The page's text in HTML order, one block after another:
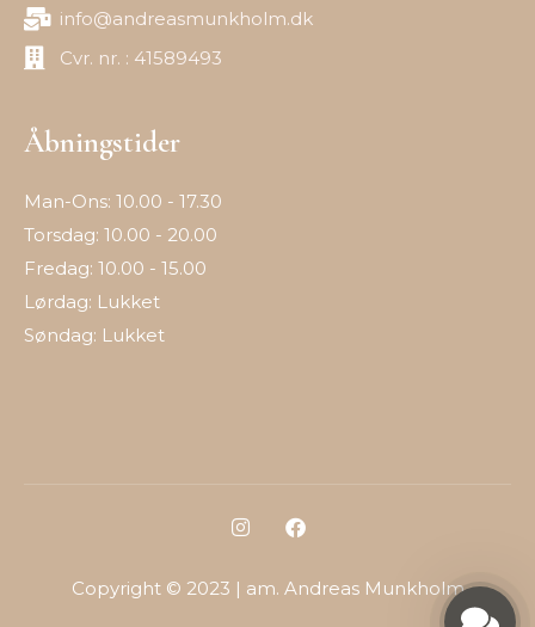
info@andreasmunkholm.dk
Cvr. nr. : 41589493
Åbningstider
Man-Ons: 10.00 - 17.30
Torsdag: 10.00 - 20.00
Fredag: 10.00 - 15.00
Lørdag: Lukket
Søndag: Lukket
Copyright © 2023 | am. Andreas Munkholm